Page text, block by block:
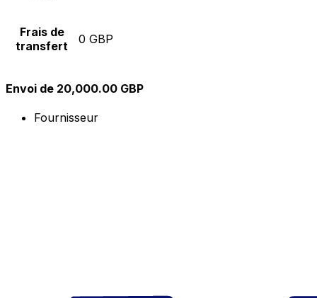
Frais de
transfert
0 GBP
Envoi de 20,000.00 GBP
Fournisseur